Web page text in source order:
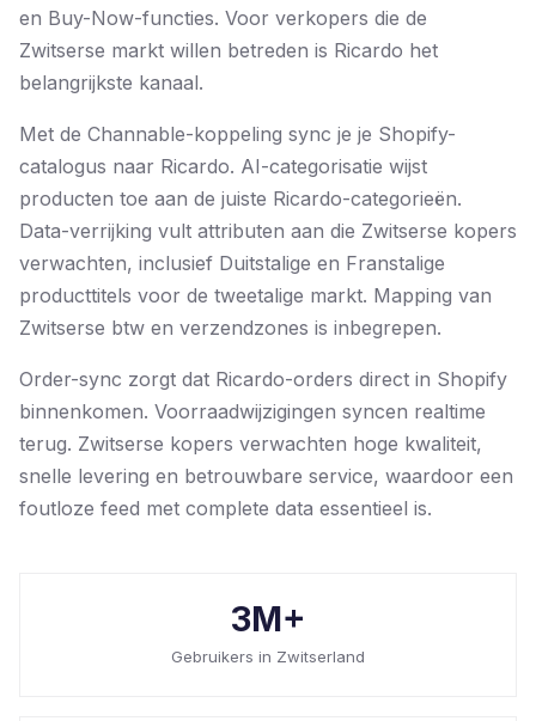
en Buy-Now-functies. Voor verkopers die de
Zwitserse markt willen betreden is Ricardo het
belangrijkste kanaal.
Met de Channable-koppeling sync je je Shopify-
catalogus naar Ricardo. AI-categorisatie wijst
producten toe aan de juiste Ricardo-categorieën.
Data-verrijking vult attributen aan die Zwitserse kopers
verwachten, inclusief Duitstalige en Franstalige
producttitels voor de tweetalige markt. Mapping van
Zwitserse btw en verzendzones is inbegrepen.
Order-sync zorgt dat Ricardo-orders direct in Shopify
binnenkomen. Voorraadwijzigingen syncen realtime
terug. Zwitserse kopers verwachten hoge kwaliteit,
snelle levering en betrouwbare service, waardoor een
foutloze feed met complete data essentieel is.
3M+
Gebruikers in Zwitserland